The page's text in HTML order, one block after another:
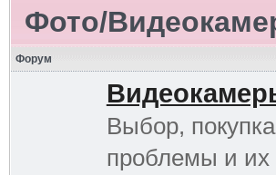
Фото/
Форум
Выбор,
проблемы и